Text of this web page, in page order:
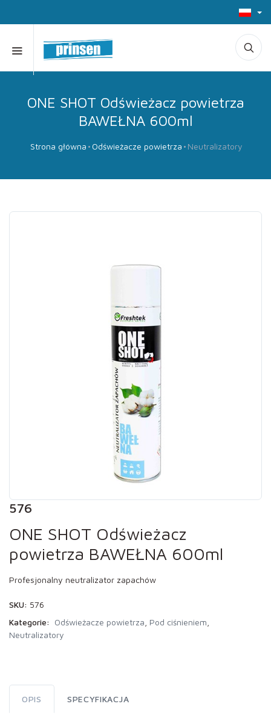
ONE SHOT Odświeżacz powietrza
BAWEŁNA 600ml
Strona główna Odświeżacze powietrza Neutralizatory
576
ONE SHOT Odświeżacz
powietrza BAWEŁNA 600ml
Profesjonalny neutralizator zapachów
SKU: 576
Kategorie: Odświeżacze powietrza Pod ciśnieniem
Neutralizatory
OPIS SPECYFIKACJA